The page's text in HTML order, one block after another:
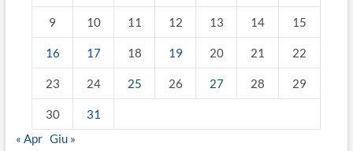
9 10 11 12 13 14 15
16 17 18 19 20 21 22
23 24 25 26 27 28 29
30
31
« Apr Giu »